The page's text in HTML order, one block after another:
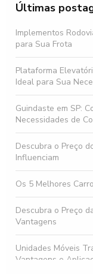
Últimas
Implementos
para Sua Frota
Plataforma
Ideal para Sua
Guindaste em SP:
Necessidades de
Descubra o Preço
Influenciam
Os 5 Melhores
Descubra o Preço
Vantagens
Unidades Móveis
Vantagens e